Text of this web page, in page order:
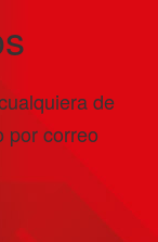
de
por correo